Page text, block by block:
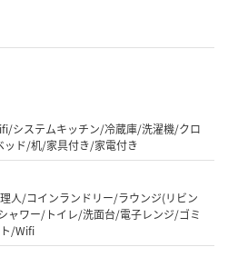
システムキッチン/冷蔵庫/洗濯機/クロ
ド/机/家具付き/家電付き
人/コインランドリー/ラウンジ(リビン
ャワー/トイレ/洗面台/電子レンジ/ゴミ
/Wifi